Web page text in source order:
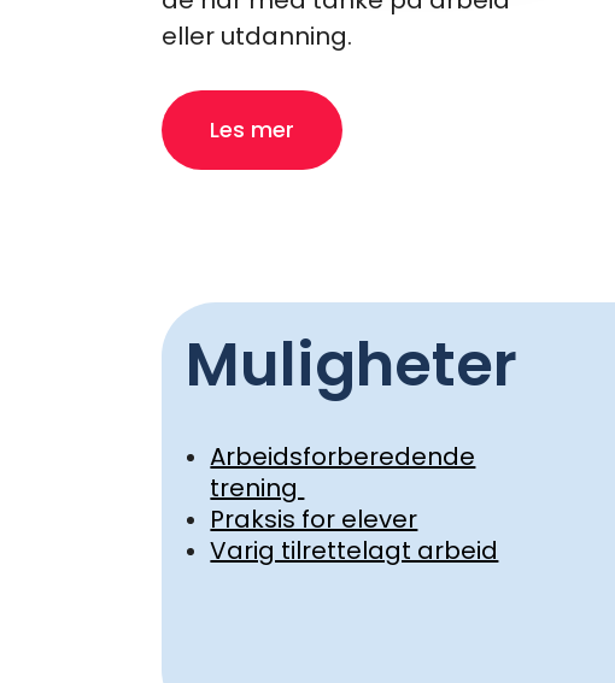
eller utdanning.
Les mer
Muligheter
Arbeidsforberedende
trening
Praksis for elever
Varig tilrettelagt arbeid